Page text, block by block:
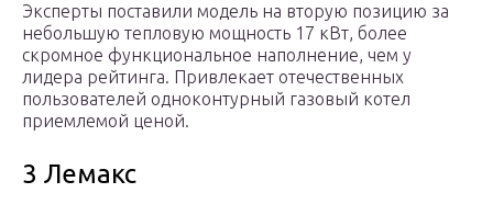
Эксперты поставили модель на вторую позицию за
небольшую тепловую мощность 17 кВт, более
скромное функциональное наполнение, чем у
лидера рейтинга. Привлекает отечественных
пользователей одноконтурный газовый котел
приемлемой ценой.
3 Лемакс